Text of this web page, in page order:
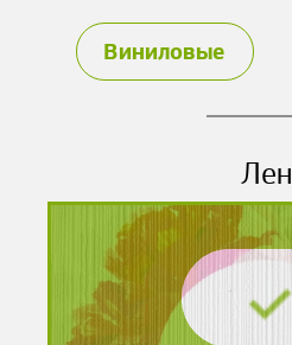
Виниловые
Лен